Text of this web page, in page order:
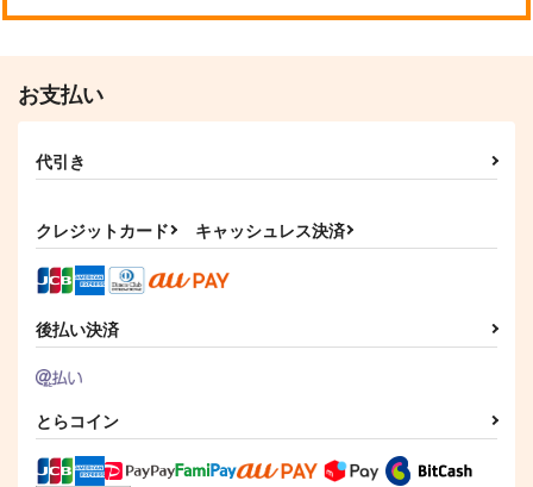
お支払い
代引き
クレジットカード キャッシュレス決済
後払い決済
とらコイン